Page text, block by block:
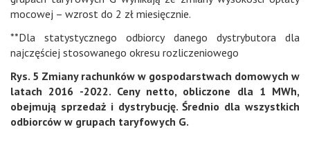
mocowej – wzrost do 2 zł miesięcznie.
**Dla statystycznego odbiorcy danego dystrybutora dla
najczęściej stosowanego okresu rozliczeniowego
Rys. 5 Zmiany rachunków w gospodarstwach domowych w
latach 2016 -2022. Ceny netto, obliczone dla 1 MWh,
obejmują sprzedaż i dystrybucję. Średnio dla wszystkich
odbiorców w grupach taryfowych G.